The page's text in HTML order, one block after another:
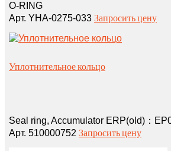
O-RING
Арт. YHA-0275-033 Запросить цену
Уплотнительное кольцо
Seal ring, Accumulator ERP(old)：
Арт. 510000752 Запросить цену